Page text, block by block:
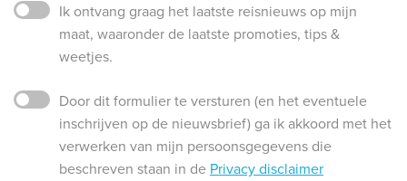
Ik ontvang graag het laatste reisnieuws op mijn
maat, waaronder de laatste promoties, tips &
weetjes.
Door dit formulier te versturen (en het eventuele
inschrijven op de nieuwsbrief) ga ik akkoord met het
verwerken van mijn persoonsgegevens die
beschreven staan in de Privacy disclaimer